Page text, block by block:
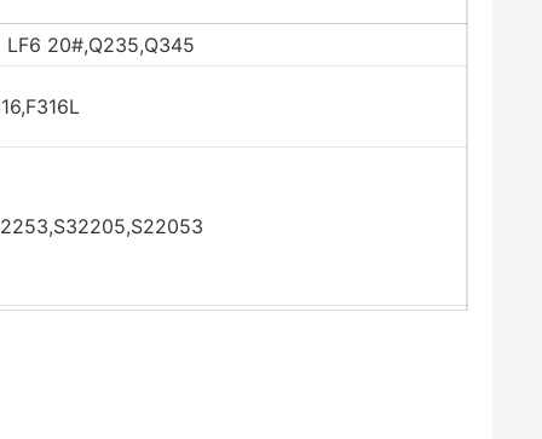
LF6 20#,Q235,Q345
90/10),C71500(CU/NI-70/30)